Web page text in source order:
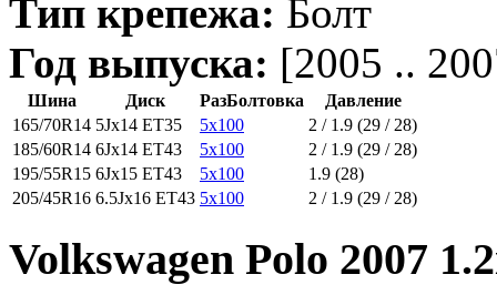
Тип крепежа: Болт
Год выпуска: [2005 ..
Шина Диск РазБолтовка
Давление
165/70R14 5Jx14 ET35 5x100
2 / 1.9 (29 / 28)
185/60R14 6Jx14 ET43 5x100
2 / 1.9 (29 / 28)
195/55R15 6Jx15 ET43 5x100
1.9 (28)
205/45R16 6.5Jx16 ET43 5x100 2 / 1.9 (29 / 28)
Volkswagen Polo 2007